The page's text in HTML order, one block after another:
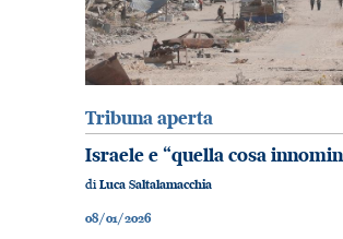
Tribuna aperta
Israele e “quella cosa
diLuca Saltalamacchia
08/01/2026